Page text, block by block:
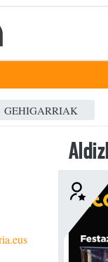
GEHIGARRIAK